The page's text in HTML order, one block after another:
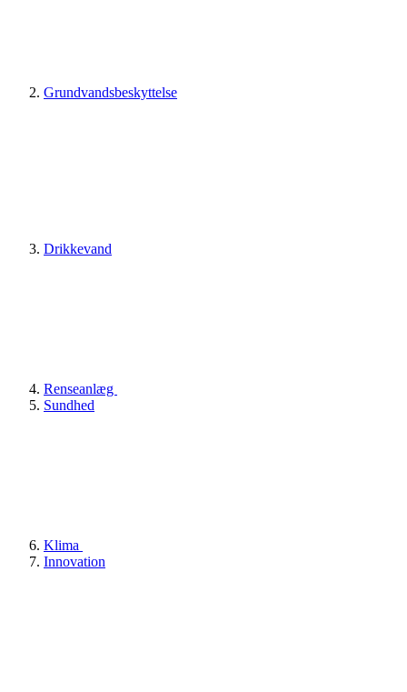
Grundvandsbeskyttelse
Drikkevand
Renseanlæg
Sundhed
Klima
Innovation